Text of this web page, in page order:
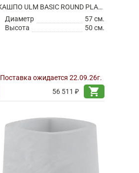
КАШПО ULM BASIC ROUND PLANTER
Диаметр
57 см.
Высота
50 см.
Поставка ожидается 22.09.26г.
56 511 ₽
shopping_cart